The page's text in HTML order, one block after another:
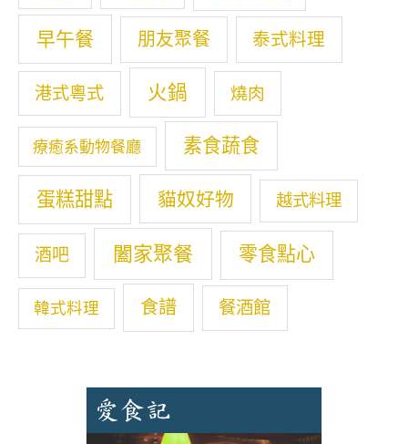
早午餐 朋友聚餐 泰式料理
港式粵式 火鍋 燒肉
療癒系動物餐廳 素食蔬食
蛋糕甜點 貓奴好物 越式料理
酒吧 闔家聚餐 零食點心
韓式料理 食譜 餐酒館